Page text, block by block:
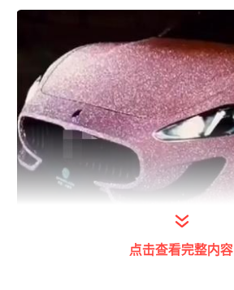
但大家伙儿别忘了点击查看完整内容